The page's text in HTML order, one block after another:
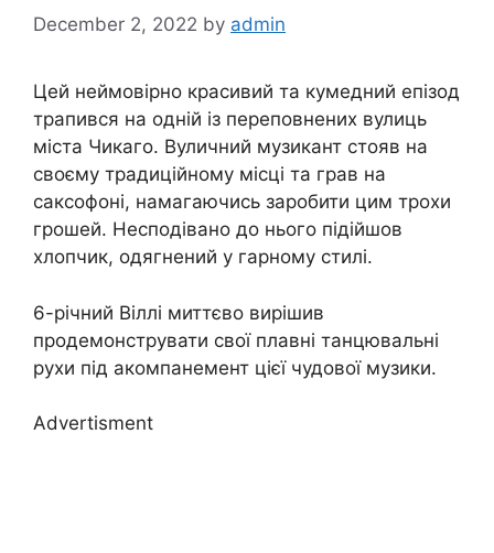
December 2, 2022 by admin
Цей неймовірно красивий та кумедний епізод
трапився на одній із переповнених вулиць
міста Чикаго. Вуличний музикант стояв на
своєму традиційному місці та грав на
саксофоні, намагаючись заробити цим трохи
грошей. Несподівано до нього підійшов
хлопчик, одягнений у гарному стилі.
6-річний Віллі миттєво вирішив
продемонструвати свої плавні танцювальні
рухи під акомпанемент цієї чудової музики.
Advertisment